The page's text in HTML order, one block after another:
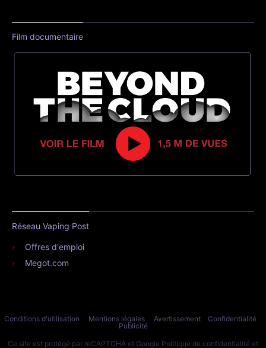
Film documentaire
Réseau Vaping Post
Offres d'emploi
Megot.com
Conditions d'utilisation Mentions légales Avertissement
Confidentialité
Publicité
Ce site est protégé par reCAPTCHA et Google Politique de confidentialité et